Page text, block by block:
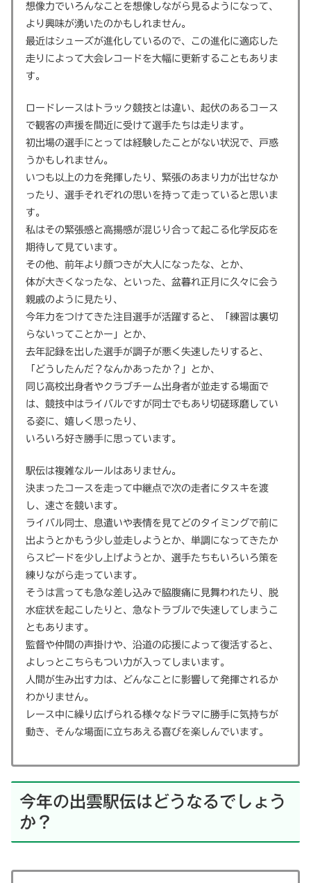
想像力でいろんなことを想像しながら見るようになって、
より興味が湧いたのかもしれません。
最近はシューズが進化しているので、この進化に適応した
走りによって大会レコードを大幅に更新することもありま
す。
ロードレースはトラック競技とは違い、起伏のあるコース
で観客の声援を間近に受けて選手たちは走ります。
初出場の選手にとっては経験したことがない状況で、戸惑
うかもしれません。
いつも以上の力を発揮したり、緊張のあまり力が出せなか
ったり、選手それぞれの思いを持って走っていると思いま
す。
私はその緊張感と高揚感が混じり合って起こる化学反応を
期待して見ています。
その他、前年より顔つきが大人になったな、とか、
体が大きくなったな、といった、盆暮れ正月に久々に会う
親戚のように見たり、
今年力をつけてきた注目選手が活躍すると、「練習は裏切
らないってことかー」とか、
去年記録を出した選手が調子が悪く失速したりすると、
「どうしたんだ？なんかあったか？」とか、
同じ高校出身者やクラブチーム出身者が並走する場面で
は、競技中はライバルですが同士でもあり切磋琢磨してい
る姿に、嬉しく思ったり、
いろいろ好き勝手に思っています。
駅伝は複雑なルールはありません。
決まったコースを走って中継点で次の走者にタスキを渡
し、速さを競います。
ライバル同士、息遣いや表情を見てどのタイミングで前に
出ようとかもう少し並走しようとか、単調になってきたか
らスピードを少し上げようとか、選手たちもいろいろ策を
練りながら走っています。
そうは言っても急な差し込みで脇腹痛に見舞われたり、脱
水症状を起こしたりと、急なトラブルで失速してしまうこ
ともあります。
監督や仲間の声掛けや、沿道の応援によって復活すると、
よしっとこちらもつい力が入ってしまいます。
人間が生み出す力は、どんなことに影響して発揮されるか
わかりません。
レース中に繰り広げられる様々なドラマに勝手に気持ちが
動き、そんな場面に立ちあえる喜びを楽しんでいます。
今年の出雲駅伝はどうなるでしょう
か？